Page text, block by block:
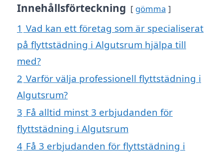
Innehållsförteckning gömma
1 Vad kan ett företag som är specialiserat
på flyttstädning i Algutsrum hjälpa till
med?
2 Varför välja professionell flyttstädning i
Algutsrum?
3 Få alltid minst 3 erbjudanden för
flyttstädning i Algutsrum
4 Få 3 erbjudanden för flyttstädning i